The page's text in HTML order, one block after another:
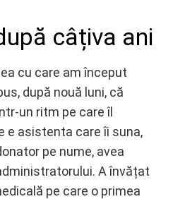
câțiva ani
cu care am început
după nouă luni, că
un ritm pe care îl
e asistenta care îi suna,
pe nume, avea
A învățat
pe care o primea